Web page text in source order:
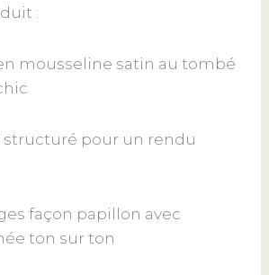
:
mousseline satin au tombé
structuré pour un rendu
façon papillon avec
ton sur ton